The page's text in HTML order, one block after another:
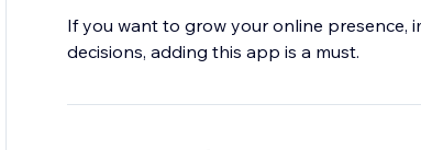
If you want to grow your online presence,
decisions, adding this app is a must.